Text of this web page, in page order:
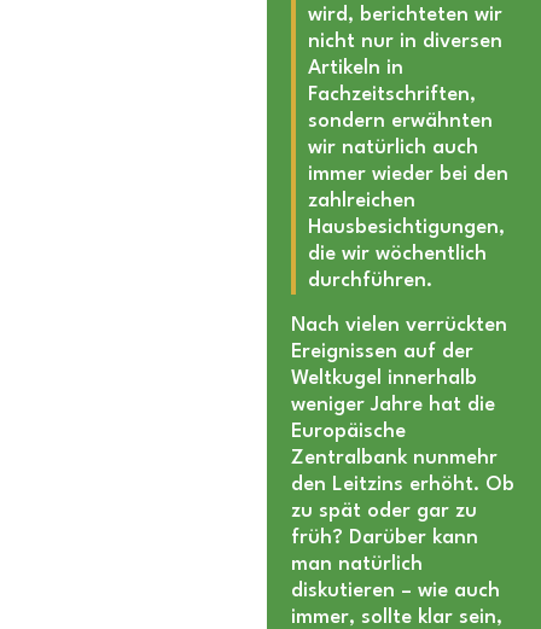
wird, berichteten wir
nicht nur in diversen
Artikeln in
Fachzeitschriften,
sondern erwähnten
wir natürlich auch
immer wieder bei den
zahlreichen
Hausbesichtigungen,
die wir wöchentlich
durchführen.
Nach vielen verrückten
Ereignissen auf der
Weltkugel innerhalb
weniger Jahre hat die
Europäische
Zentralbank nunmehr
den Leitzins erhöht. Ob
zu spät oder gar zu
früh? Darüber kann
man natürlich
diskutieren – wie auch
immer, sollte klar sein,